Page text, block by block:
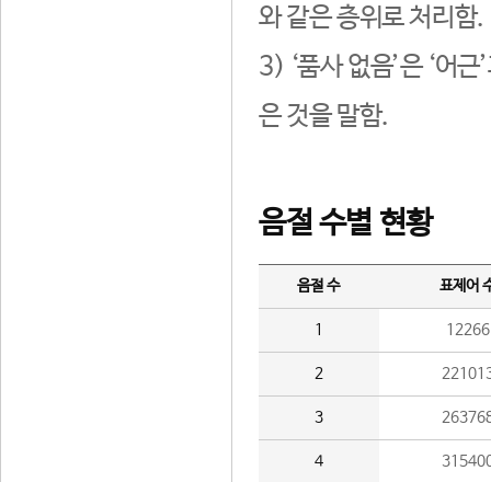
와 같은 층위로 처리함.
3) ‘품사 없음’은 ‘어
은 것을 말함.
음절 수별 현황
음절 수 표제어
1 12266
2
3
4